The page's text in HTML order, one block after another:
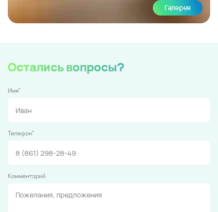
Галерея
Остались вопросы?
Имя*
Телефон*
Комментарий